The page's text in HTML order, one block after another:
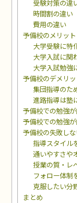
受験対策の違
時間割の違い
費用の違い
予備校のメリット
大学受験に特
大学入試に関
大学入試勉強
予備校のデメリ
集団指導のた
進路指導は塾
予備校での勉強
予備校での勉強
予備校の失敗し
指導スタイル
通いやすさや
授業の質・レ
フォロー体制
克服したい分
まとめ